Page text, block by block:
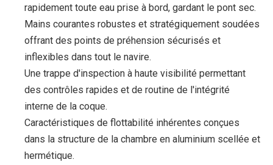
rapidement toute eau prise à bord, gardant le pont sec.
Mains courantes robustes et stratégiquement soudées
offrant des points de préhension sécurisés et
inflexibles dans tout le navire.
Une trappe d'inspection à haute visibilité permettant
des contrôles rapides et de routine de l'intégrité
interne de la coque.
Caractéristiques de flottabilité inhérentes conçues
dans la structure de la chambre en aluminium scellée et
hermétique.